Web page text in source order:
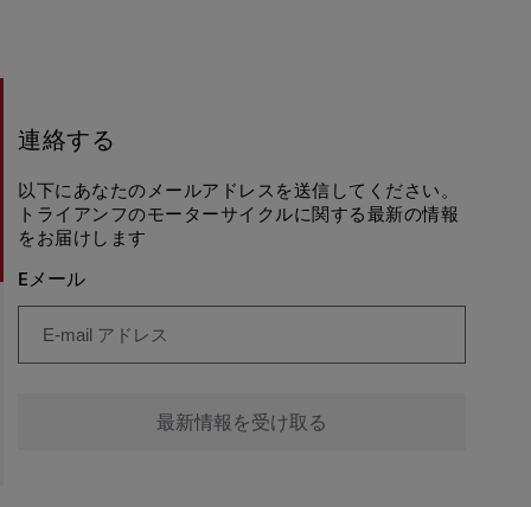
連絡する
以下にあなたのメールアドレスを送信してください。
トライアンフのモーターサイクルに関する最新の情報
をお届けします
Eメール
最新情報を受け取る